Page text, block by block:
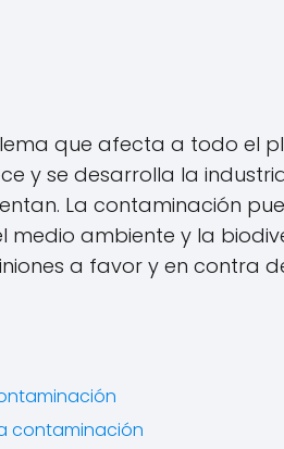
que afecta a todo el
y se desarrolla la
La contaminación
ambiente y la
a favor y en contra
contaminación